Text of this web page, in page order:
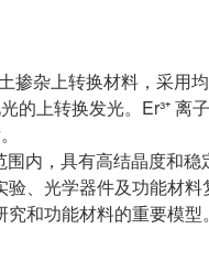
掺杂上转换材料，采用
的上转换发光。Er³⁺
内，具有高结晶度和
、光学器件及功能材
和功能材料的重要模型。